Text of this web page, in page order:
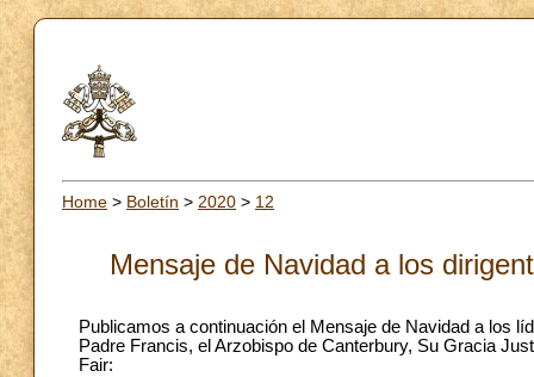
Home > Boletín > 2020 > 12
Mensaje de Navidad a los
Publicamos a continuación el Mensaje de Navidad a los
Padre Francis, el Arzobispo de Canterbury, Su Gracia
Fair: